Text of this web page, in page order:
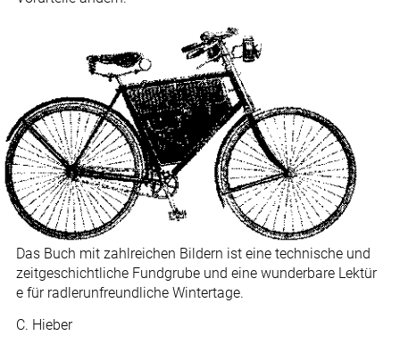
Das Buch mit zahlreichen Bildern ist eine technische und
zeitgeschichtliche Fundgrube und eine wunderbare Lektür
e für radlerunfreundliche Wintertage.
C. Hieber